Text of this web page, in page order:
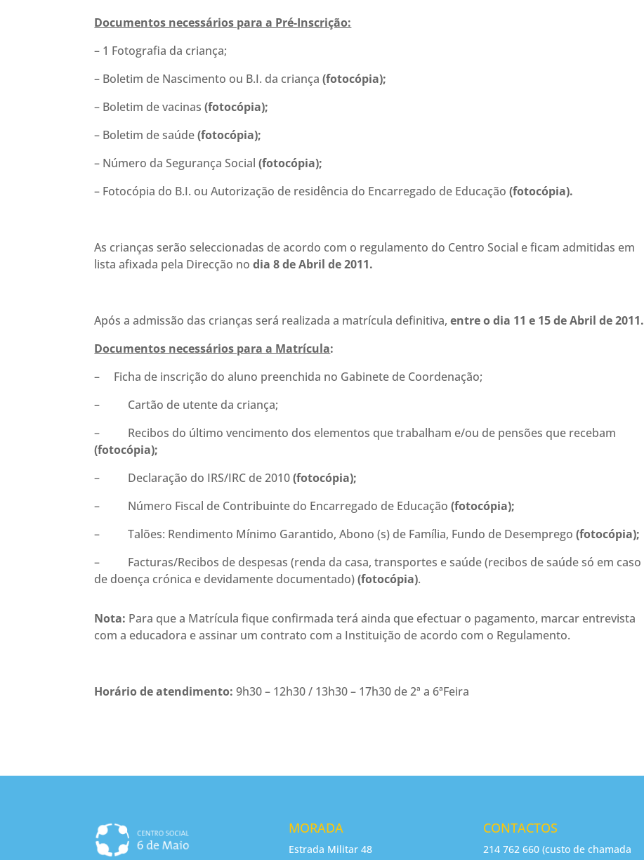
Documentos necessários para a Pré-Inscrição:
– 1 Fotografia da criança;
– Boletim de Nascimento ou B.I. da criança(fotocópia);
– Boletim de vacinas(fotocópia);
– Boletim de saúde(fotocópia);
– Número da Segurança Social(fotocópia);
– Fotocópia do B.I. ou Autorização de residência do Encarregado de Educação(fotocópia).
As crianças serão seleccionadas de acordo com o regulamento do Centro Social e ficam admitidas em
lista afixada pela Direcção nodia 8 de Abril de 2011.
Após a admissão das crianças será realizada a matrícula definitiva,entre o dia 11 e 15 de Abril de 2011.
Documentos necessários para a Matrícula:
– Ficha de inscrição do aluno preenchida no Gabinete de Coordenação;
– ­Cartão de utente da criança;
– Recibos do último vencimento dos elementos que trabalham e/ou de pensões que recebam
(fotocópia);
– Declaração do IRS/IRC de 2010(fotocópia);
– Número Fiscal de Contribuinte do Encarregado de Educação(fotocópia);
– Talões: Rendimento Mínimo Garantido, Abono (s) de Família, Fundo de Desemprego(fotocópia);
– Facturas/Recibos de despesas (renda da casa, transportes e saúde (recibos de saúde só em caso
de doença crónica e devidamente documentado)(fotocópia).
Nota: Para que a Matrícula fique confirmada terá ainda que efectuar o pagamento, marcar entrevista
com a educadora e assinar um contrato com a Instituição de acordo com o Regulamento.
Horário de atendimento:9h30 – 12h30 / 13h30 – 17h30 de 2ª a 6ªFeira
MORADA
Estrada Militar 48
CONTACTOS
214 762 660 (custo de chamada